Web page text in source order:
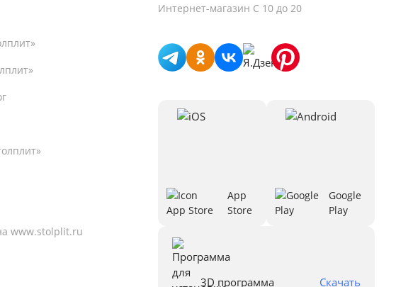
www.stolplit.ru
Интернет-магазин С 10 до 20
App
Store
Google
Play
3D программа Скачать